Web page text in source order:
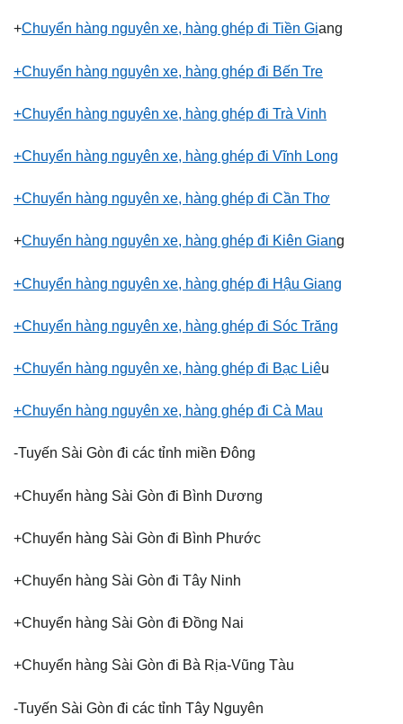
+Chuyển hàng nguyên xe, hàng ghép đi Tiền Giang
+Chuyển hàng nguyên xe, hàng ghép đi Bến Tre
+Chuyển hàng nguyên xe, hàng ghép đi Trà Vinh
+Chuyển hàng nguyên xe, hàng ghép đi Vĩnh Long
+Chuyển hàng nguyên xe, hàng ghép đi Cần Thơ
+Chuyển hàng nguyên xe, hàng ghép đi Kiên Giang
+Chuyển hàng nguyên xe, hàng ghép đi Hậu Giang
+Chuyển hàng nguyên xe, hàng ghép đi Sóc Trăng
+Chuyển hàng nguyên xe, hàng ghép đi Bạc Liêu
+Chuyển hàng nguyên xe, hàng ghép đi Cà Mau
-Tuyến Sài Gòn đi các tỉnh miền Đông
+Chuyển hàng Sài Gòn đi Bình Dương
+Chuyển hàng Sài Gòn đi Bình Phước
+Chuyển hàng Sài Gòn đi Tây Ninh
+Chuyển hàng Sài Gòn đi Đồng Nai
+Chuyển hàng Sài Gòn đi Bà Rịa-Vũng Tàu
-Tuyến Sài Gòn đi các tỉnh Tây Nguyên